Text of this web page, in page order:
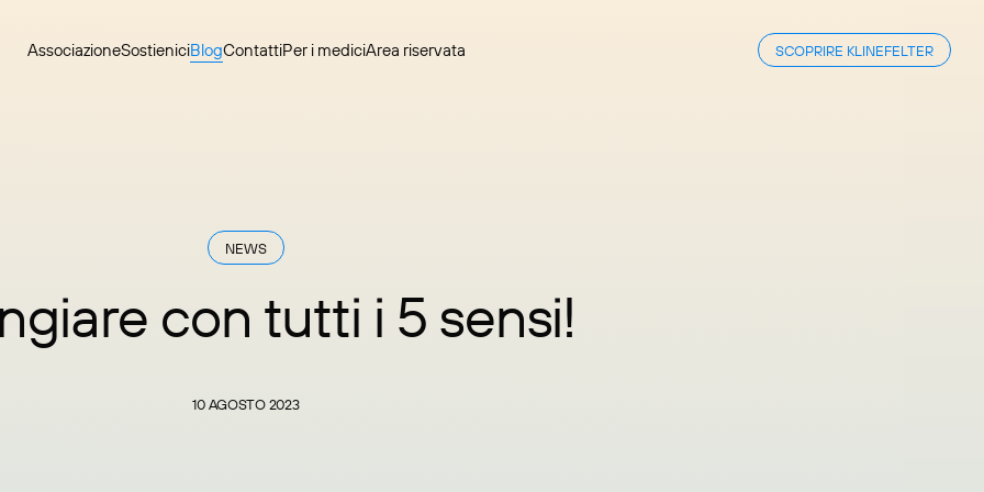
AssociazioneSostieniciBlogContattiPer i mediciArea riservata SCOPRIRE KLINEFELTER
NEWS
con tutti i 5 sensi!
10 AGOSTO 2023